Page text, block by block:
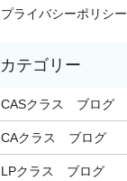
プライバシーポリシー
CASクラス ブログ
CAクラス ブログ
LPクラス ブログ